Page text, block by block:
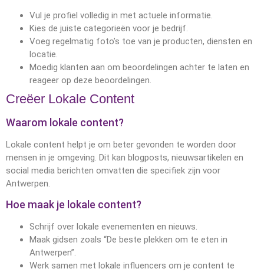
Vul je profiel volledig in met actuele informatie.
Kies de juiste categorieën voor je bedrijf.
Voeg regelmatig foto’s toe van je producten, diensten en
locatie.
Moedig klanten aan om beoordelingen achter te laten en
reageer op deze beoordelingen.
Creëer Lokale Content
Waarom lokale content?
Lokale content helpt je om beter gevonden te worden door
mensen in je omgeving. Dit kan blogposts, nieuwsartikelen en
social media berichten omvatten die specifiek zijn voor
Antwerpen.
Hoe maak je lokale content?
Schrijf over lokale evenementen en nieuws.
Maak gidsen zoals “De beste plekken om te eten in
Antwerpen”.
Werk samen met lokale influencers om je content te